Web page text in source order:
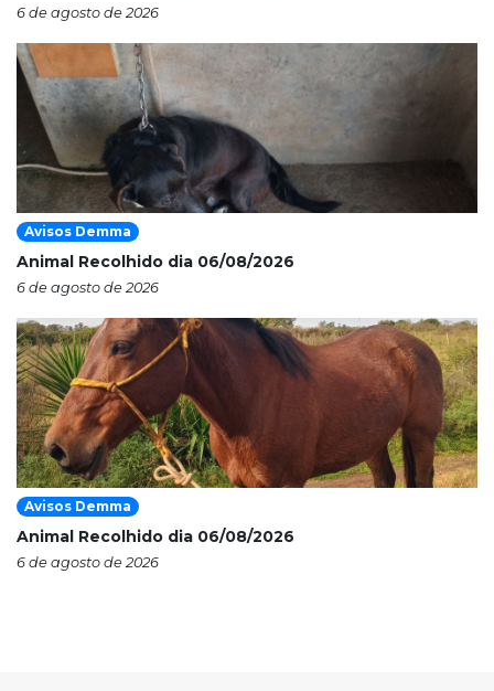
6 de agosto de 2026
Avisos Demma
Animal Recolhido dia 06/08/2026
6 de agosto de 2026
Avisos Demma
Animal Recolhido dia 06/08/2026
6 de agosto de 2026